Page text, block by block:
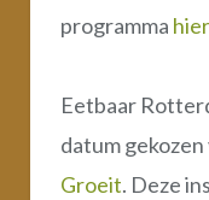
programma hier
Eetbaar
datum
Groeit. Deze